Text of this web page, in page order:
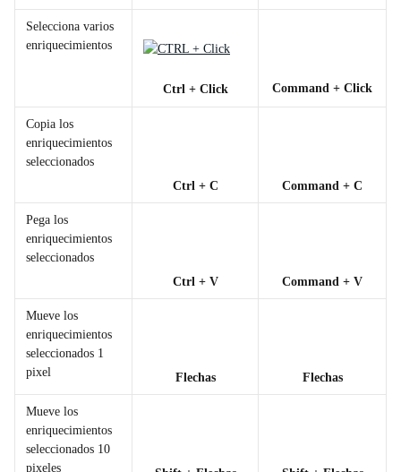
Selecciona varios
enriquecimientos
Ctrl + Click Command + Click
Copia los
enriquecimientos
seleccionados
Ctrl + C
Command + C
Pega los
enriquecimientos
seleccionados
Ctrl + V
Command + V
Mueve los
enriquecimientos
seleccionados 1
pixel
Flechas Flechas
Mueve los
enriquecimientos
seleccionados 10
pixeles